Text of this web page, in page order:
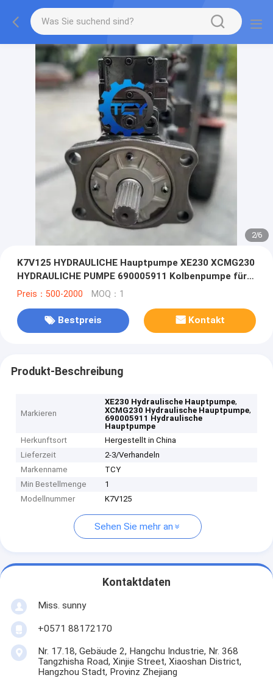
2/6
K7V125 HYDRAULICHE Hauptpumpe XE230 XCMG230
HYDRAULICHE PUMPE 690005911 Kolbenpumpe für
XCMG-Exkavator
Preis：500-2000 MOQ：1
Bestpreis Kontakt
Produkt-Beschreibung
Markieren
XE230 Hydraulische Hauptpumpe,
XCMG230 Hydraulische Hauptpumpe,
690005911 Hydraulische
Hauptpumpe
Herkunftsort
Hergestellt in China
Lieferzeit
2-3/Verhandeln
Markenname
TCY
Min Bestellmenge
1
Modellnummer
K7V125
Sehen Sie mehr an
Kontaktdaten
Miss. sunny
+0571 88172170
Nr. 17.18, Gebäude 2, Hangchu Industrie, Nr. 368
Tangzhisha Road, Xinjie Street, Xiaoshan District,
Hangzhou Stadt, Provinz Zhejiang